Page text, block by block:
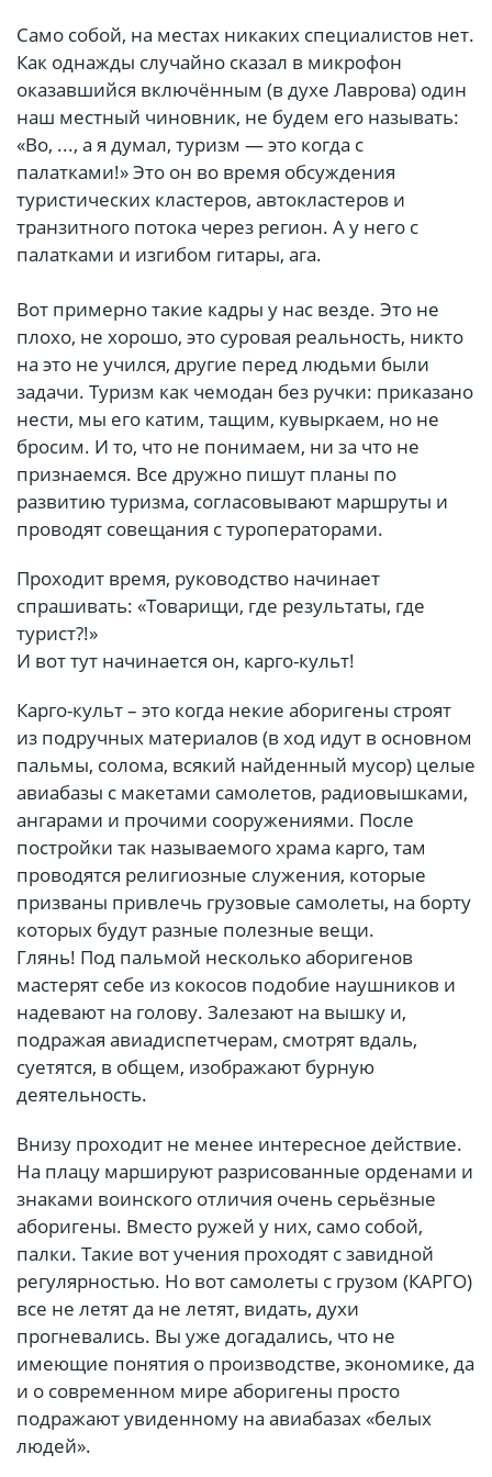
Само собой, на местах никаких специалистов нет.
Как однажды случайно сказал в микрофон
оказавшийся включённым (в духе Лаврова) один
наш местный чиновник, не будем его называть:
«Во, ..., а я думал, туризм — это когда с
палатками!» Это он во время обсуждения
туристических кластеров, автокластеров и
транзитного потока через регион. А у него с
палатками и изгибом гитары, ага.
Вот примерно такие кадры у нас везде. Это не
плохо, не хорошо, это суровая реальность, никто
на это не учился, другие перед людьми были
задачи. Туризм как чемодан без ручки: приказано
нести, мы его катим, тащим, кувыркаем, но не
бросим. И то, что не понимаем, ни за что не
признаемся. Все дружно пишут планы по
развитию туризма, согласовывают маршруты и
проводят совещания с туроператорами.
Проходит время, руководство начинает
спрашивать: «Товарищи, где результаты, где
турист?!»
И вот тут начинается он, карго-культ!
Карго-культ – это когда некие аборигены строят
из подручных материалов (в ход идут в основном
пальмы, солома, всякий найденный мусор) целые
авиабазы с макетами самолетов, радиовышками,
ангарами и прочими сооружениями. После
постройки так называемого храма карго, там
проводятся религиозные служения, которые
призваны привлечь грузовые самолеты, на борту
которых будут разные полезные вещи.
Глянь! Под пальмой несколько аборигенов
мастерят себе из кокосов подобие наушников и
надевают на голову. Залезают на вышку и,
подражая авиадиспетчерам, смотрят вдаль,
суетятся, в общем, изображают бурную
деятельность.
Внизу проходит не менее интересное действие.
На плацу маршируют разрисованные орденами и
знаками воинского отличия очень серьёзные
аборигены. Вместо ружей у них, само собой,
палки. Такие вот учения проходят с завидной
регулярностью. Но вот самолеты с грузом (КАРГО)
все не летят да не летят, видать, духи
прогневались. Вы уже догадались, что не
имеющие понятия о производстве, экономике, да
и о современном мире аборигены просто
подражают увиденному на авиабазах «белых
людей».